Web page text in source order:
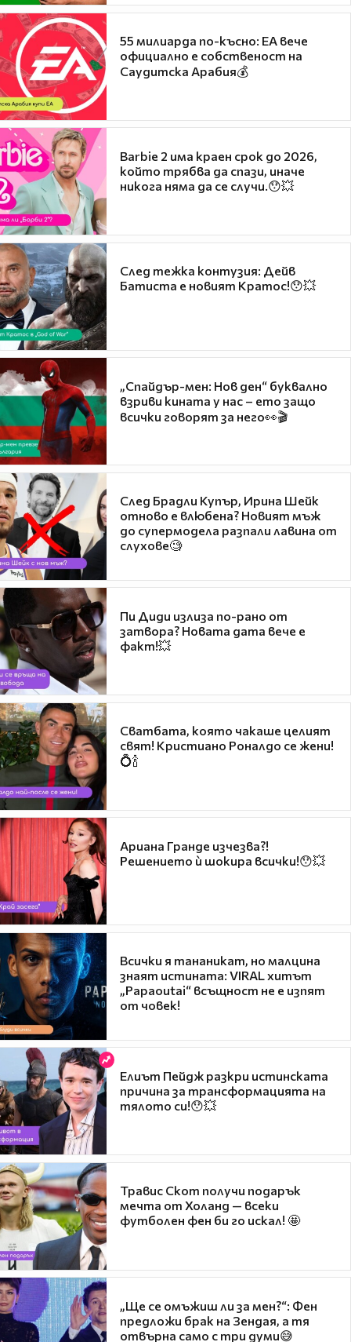
55 милиарда по-късно: EA вече
официално е собственост на
Саудитска Арабия💰
Barbie 2 има краен срок до 2026,
който трябва да спази, иначе
никога няма да се случи.😯💥
След тежка контузия: Дейв
Батиста е новият Кратос!😯💥
„Спайдър-мен: Нов ден“ буквално
взриви кината у нас – ето защо
всички говорят за него👀🎬
След Брадли Купър, Ирина Шейк
отново е влюбена? Новият мъж
до супермодела разпали лавина от
слухове🧐
Пи Диди излиза по-рано от
затвора? Новата дата вече е
факт!💥
Сватбата, която чакаше целият
свят! Кристиано Роналдо се жени!
💍🍾
Ариана Гранде изчезва?!
Решението ѝ шокира всички!😯💥
Всички я тананикат, но малцина
знаят истината: VIRAL хитът
„Papaoutai“ всъщност не е изпят
от човек!
Елиът Пейдж разкри истинската
причина за трансформацията на
тялото си!😯💥
Травис Скот получи подарък
мечта от Холанд — всеки
футболен фен би го искал! 🤩
„Ще се омъжиш ли за мен?“: Фен
предложи брак на Зендая, а тя
отвърна само с три думи😅